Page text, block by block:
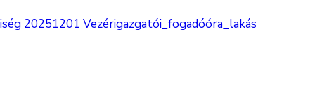
20251201 Vezérigazgatói_fogadóóra_lakás